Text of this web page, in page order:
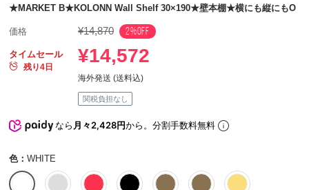
★MARKET B★KOLONN Wall Shelf 30×190★壁本棚★横にも縦にもO
価格 ¥14,870 2%OFF
タイムセール
残り4日
¥14,572
海外発送 (送料込)
関税負担なし
なら月々2,428円から。分割手数料無料
色： WHITE